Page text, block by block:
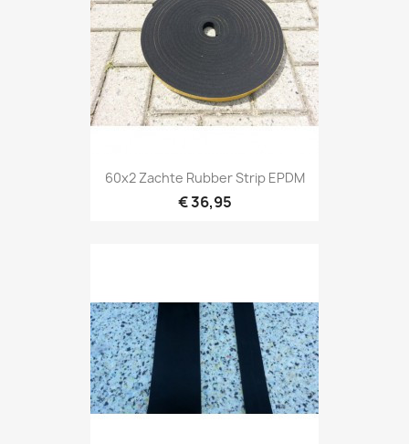
60x2 Zachte Rubber Strip EPDM
€ 36,95